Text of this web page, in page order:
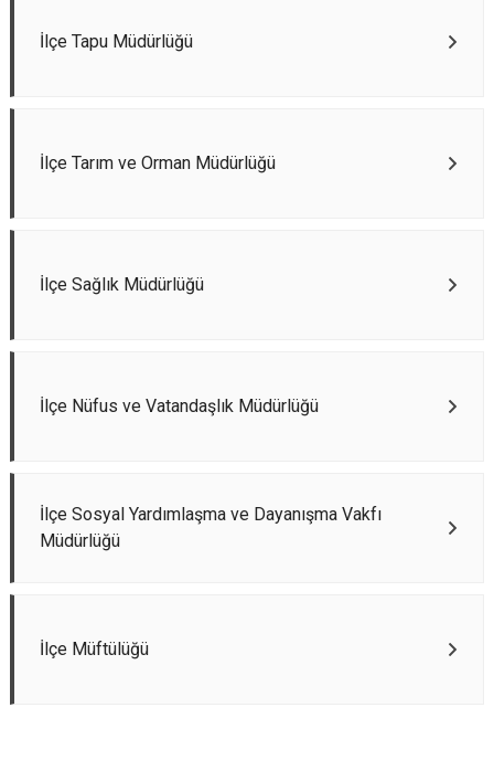
İlçe Tapu Müdürlüğü
İlçe Tarım ve Orman Müdürlüğü
İlçe Sağlık Müdürlüğü
İlçe Nüfus ve Vatandaşlık Müdürlüğü
İlçe Sosyal Yardımlaşma ve Dayanışma Vakfı
Müdürlüğü
İlçe Müftülüğü